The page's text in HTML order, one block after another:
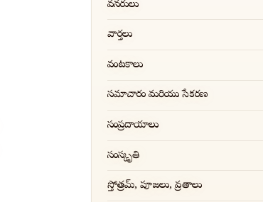
వనరులు
వార్తలు
వంటకాలు
సమాచారం మరియు సేకరణ
సంప్రదాయాలు
సంస్కృతి
స్తోత్రమ్, పూజలు, వ్రతాలు